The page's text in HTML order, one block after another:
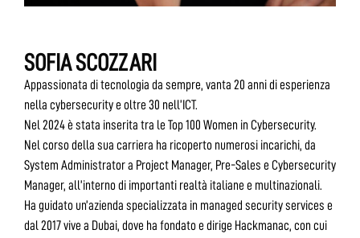
SOFIA SCOZZARI
Appassionata di tecnologia da sempre, vanta 20 anni di esperienza
nella cybersecurity e oltre 30 nell’ICT.
Nel 2024 è stata inserita tra le Top 100 Women in Cybersecurity.
Nel corso della sua carriera ha ricoperto numerosi incarichi, da
System Administrator a Project Manager, Pre-Sales e Cybersecurity
Manager, all’interno di importanti realtà italiane e multinazionali.
Ha guidato un’azienda specializzata in managed security services e
dal 2017 vive a Dubai, dove ha fondato e dirige Hackmanac, con cui